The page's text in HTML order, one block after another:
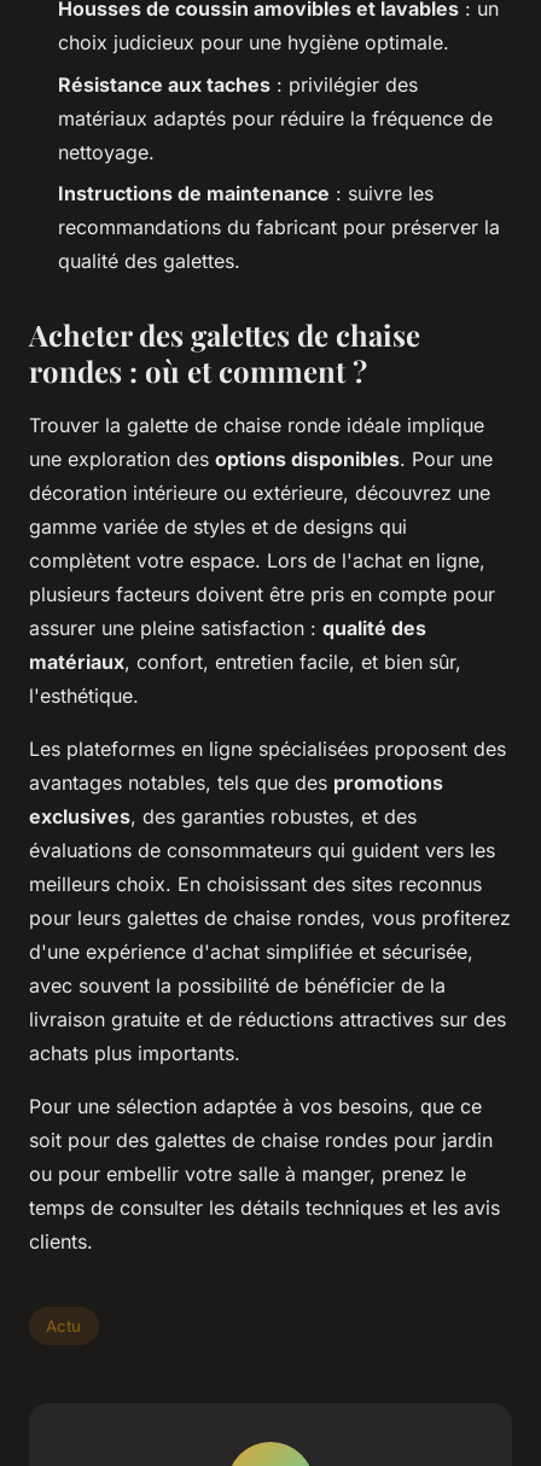
Housses de coussin amovibles et lavables : un
choix judicieux pour une hygiène optimale.
Résistance aux taches : privilégier des
matériaux adaptés pour réduire la fréquence de
nettoyage.
Instructions de maintenance : suivre les
recommandations du fabricant pour préserver la
qualité des galettes.
Acheter des galettes de chaise
rondes : où et comment ?
Trouver la galette de chaise ronde idéale implique
une exploration des options disponibles. Pour une
décoration intérieure ou extérieure, découvrez une
gamme variée de styles et de designs qui
complètent votre espace. Lors de l'achat en ligne,
plusieurs facteurs doivent être pris en compte pour
assurer une pleine satisfaction : qualité des
matériaux, confort, entretien facile, et bien sûr,
l'esthétique.
Les plateformes en ligne spécialisées proposent des
avantages notables, tels que des promotions
exclusives, des garanties robustes, et des
évaluations de consommateurs qui guident vers les
meilleurs choix. En choisissant des sites reconnus
pour leurs galettes de chaise rondes, vous profiterez
d'une expérience d'achat simplifiée et sécurisée,
avec souvent la possibilité de bénéficier de la
livraison gratuite et de réductions attractives sur des
achats plus importants.
Pour une sélection adaptée à vos besoins, que ce
soit pour des galettes de chaise rondes pour jardin
ou pour embellir votre salle à manger, prenez le
temps de consulter les détails techniques et les avis
clients.
Actu